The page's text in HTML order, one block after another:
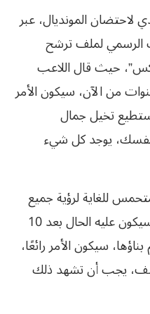
لاحتضان المونديال، عبر
الرسمي لملف ترشح
حيث قال اللاعب
“أعتقد بأنه بعد 10 سنوات من الآن، سيكون الأمر
تخيل جمال
يوجد كل شيء
للغاية لرؤية جميع
المشاريع المستقبلية، تخيل ما سيكون عليه الحال بعد 10
سيكون الأمر رائعًا،
يجب أن تشهد ذلك